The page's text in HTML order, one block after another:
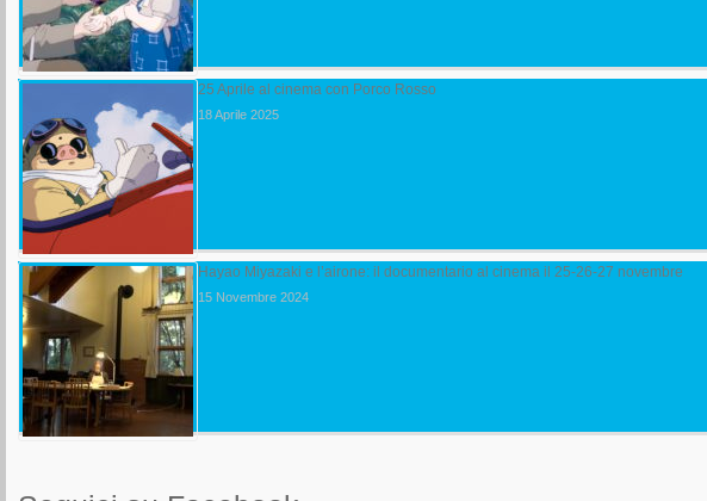
25 Aprile al cinema con Porco Rosso
18 Aprile 2025
Hayao Miyazaki e l’airone: il documentario al cinema il 25-26-27 novembre
15 Novembre 2024